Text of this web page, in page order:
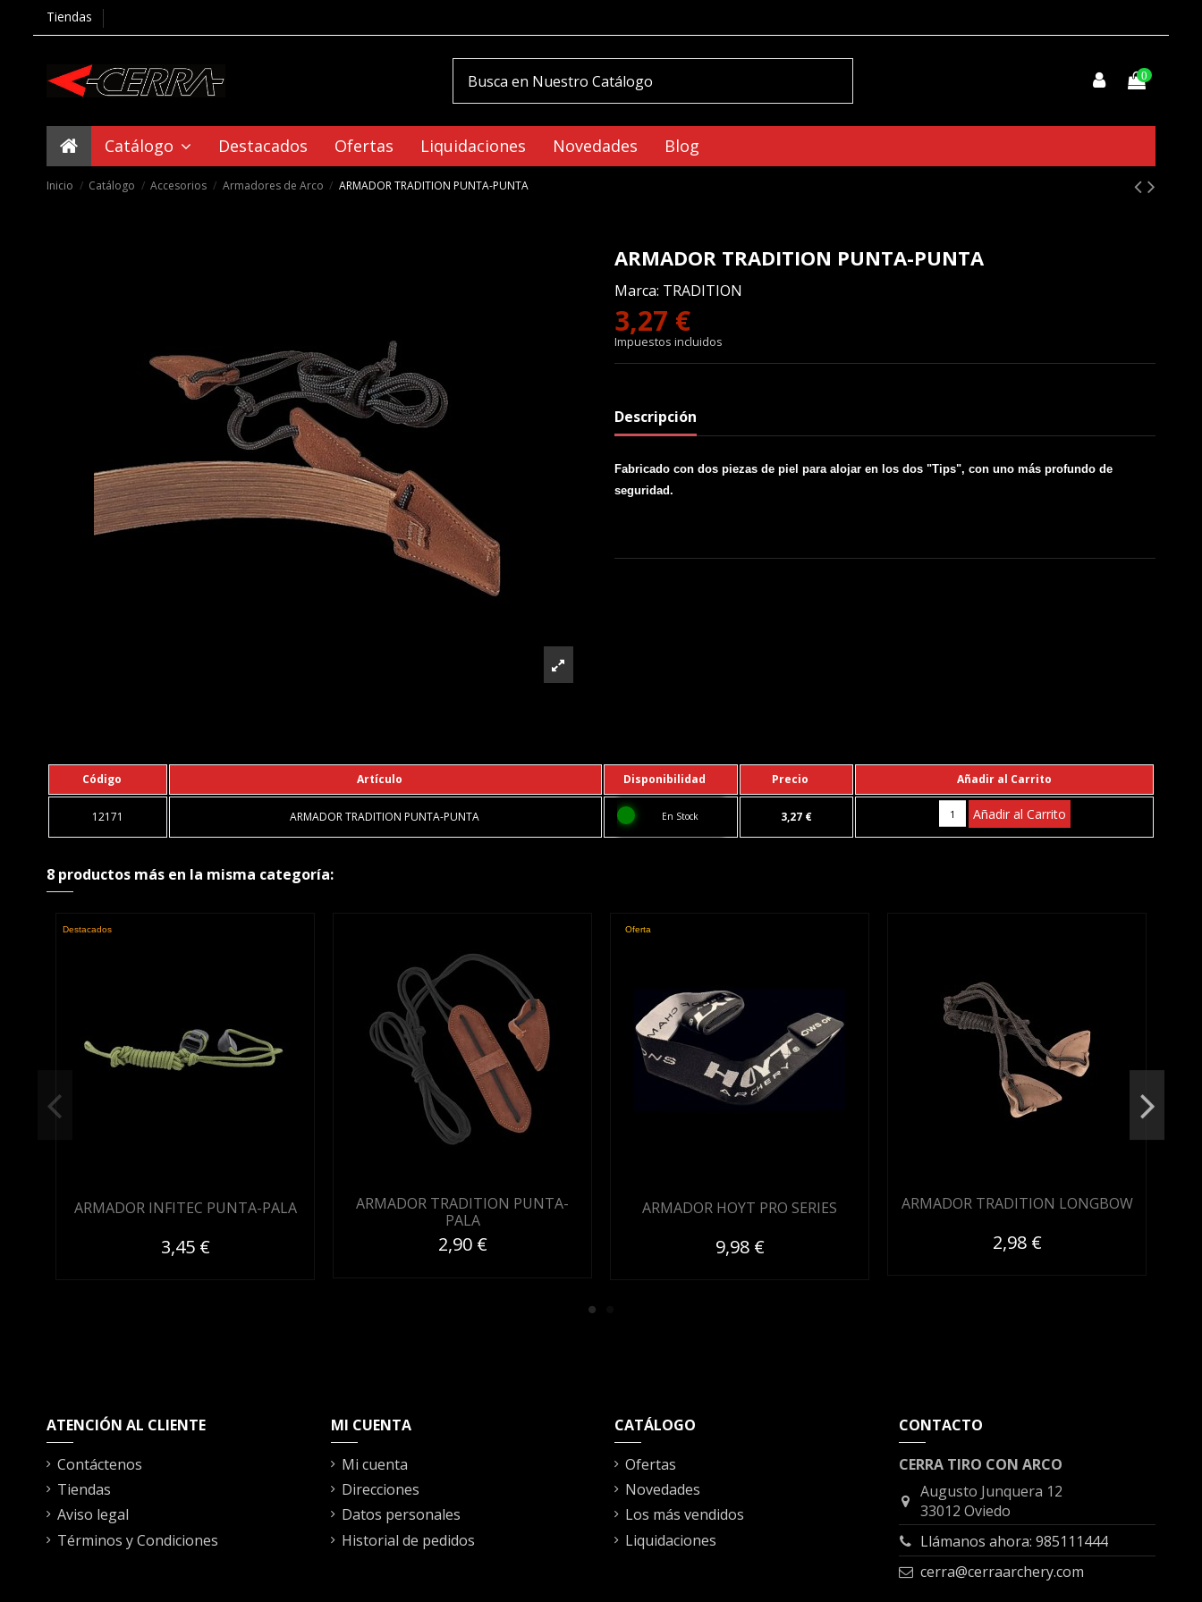
Tiendas
0
Catálogo Destacados Ofertas Liquidaciones Novedades Blog
Inicio Catálogo Accesorios Armadores de Arco ARMADOR TRADITION PUNTA-PUNTA
ARMADOR TRADITION PUNTA-PUNTA
Marca: TRADITION
3,27 €
Impuestos incluidos
Descripción
Fabricado con dos piezas de piel para alojar en los dos "Tips", con uno más profundo de
seguridad.
Código Artículo Disponibilidad Precio Añadir al Carrito
12171 ARMADOR TRADITION PUNTA-PUNTA En Stock 3,27 € Añadir al Carrito
8 productos más en la misma categoría:
Destacados
ARMADOR INFITEC PUNTA-PALA
3,45 €
ARMADOR TRADITION PUNTA-
PALA
2,90 €
Oferta
ARMADOR HOYT PRO SERIES
9,98 €
ARMADOR TRADITION LONGBOW
2,98 €
ATENCIÓN AL CLIENTE
Contáctenos
Tiendas
Aviso legal
Términos y Condiciones
MI CUENTA
Mi cuenta
Direcciones
Datos personales
Historial de pedidos
CATÁLOGO
Ofertas
Novedades
Los más vendidos
Liquidaciones
CONTACTO
CERRA TIRO CON ARCO
Augusto Junquera 12
33012 Oviedo
Llámanos ahora: 985111444
cerra@cerraarchery.com